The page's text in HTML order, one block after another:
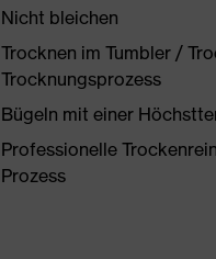
Nicht bleichen
Trocknen im Tumbler /
Trocknungsprozess
Bügeln mit einer
Professionelle
Prozess